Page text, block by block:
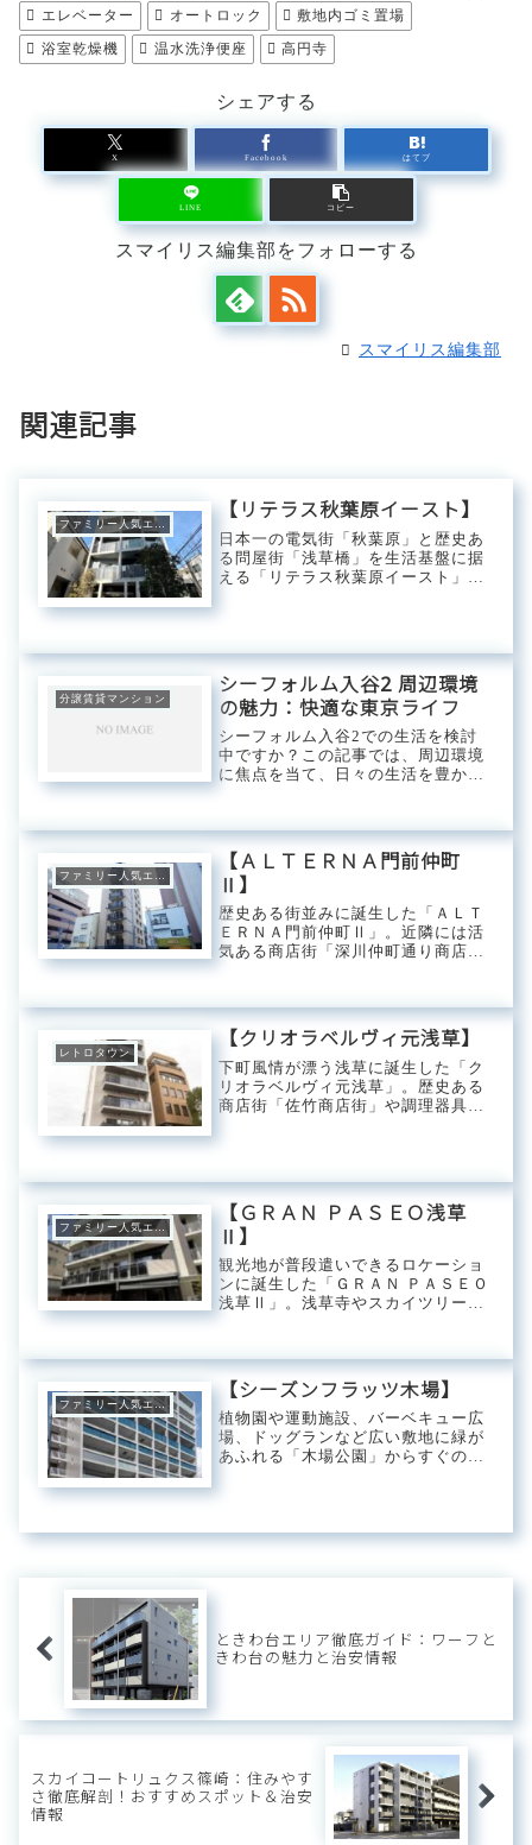
エレベーター
オートロック
敷地内ゴミ置場
浴室乾燥機
温水洗浄便座 高円寺
シェアする
X Facebook はてブ
LINE コピー
スマイリス編集部をフォローする
スマイリス編集部
関連記事
ファミリー人気エリア
【リテラス秋葉原イースト】
日本一の電気街「秋葉原」と歴史あ
る問屋街「浅草橋」を生活基盤に据
える「リテラス秋葉原イースト」。
に囲まれた立地はアクティブな都市
生活を満喫できる...
分譲賃貸マンション
シーフォルム入谷2 周辺環境
の魅力：快適な東京ライフ
シーフォルム入谷2での生活を検討
中ですか？この記事では、周辺環境
に焦点を当て、日々の生活を豊かに
での暮らしが、いかに快適で充実し
たものになるかを発見しましょう。
シーフォルム入谷...
ファミリー人気エリア
【ＡＬＴＥＲＮＡ門前仲町
Ⅱ】
歴史ある街並みに誕生した「ＡＬＴ
ＥＲＮＡ門前仲町Ⅱ」。近隣には活
気ある商店街「深川仲町通り商店
例行事や年中行事などがある「深川
不動堂」、「富岡八幡宮」では行事
ごとに出店屋台が並...
レトロタウン
【クリオラベルヴィ元浅草】
下町風情が漂う浅草に誕生した「ク
リオラベルヴィ元浅草」。歴史ある
商店街「佐竹商店街」や調理器具専
ば「上野アメ横商店街」や「上野恩
賜公園」へもアク...
ファミリー人気エリア
【ＧＲＡＮ ＰＡＳＥＯ浅草
Ⅱ】
観光地が普段遣いできるロケーショ
ンに誕生した「ＧＲＡＮ ＰＡＳＥＯ
浅草Ⅱ」。浅草寺やスカイツリーに
ールも生活圏内に収まります。バイ
ク置場と自転車置場も備わるため行
動範囲を大幅に...
ファミリー人気エリア
【シーズンフラッツ木場】
植物園や運動施設、バーベキュー広
場、ドッグランなど広い敷地に緑が
あふれる「木場公園」からすぐの場
ロケーションは都心では希少で人気
ときわ台エリア徹底ガイド：ワーフと
きわ台の魅力と治安情報
スカイコートリュクス篠崎：住みやす
さ徹底解剖！おすすめスポット＆治安
情報